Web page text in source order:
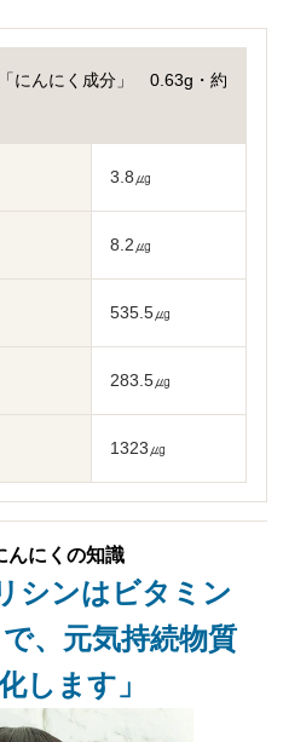
「にんにく成分」 0.63g・約
3.8㎍
8.2㎍
535.5㎍
283.5㎍
1323㎍
んにくの知識
シンはビタミン
、元気持続物質
します」